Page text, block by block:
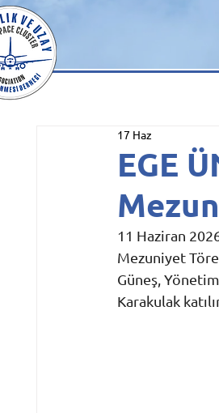
EGE
17 Haz
11 Haziran
Mezuniyet
Güneş,
Karakulak